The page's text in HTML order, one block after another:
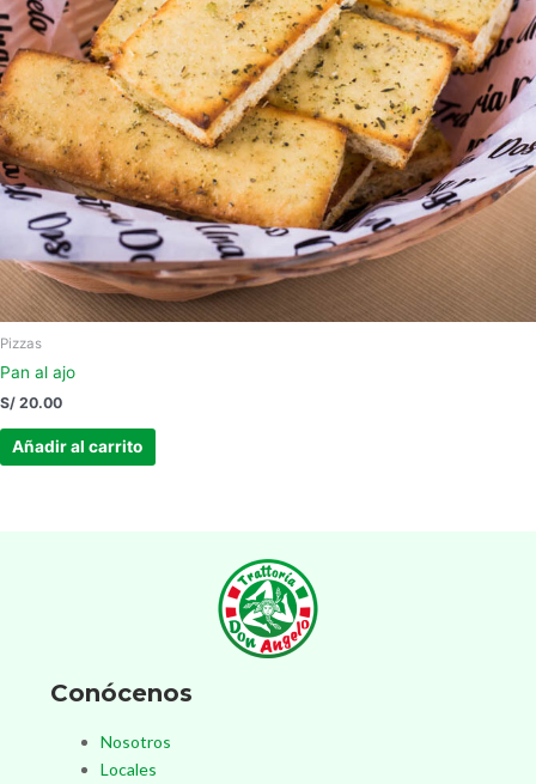
Pizzas
Pan al ajo
S/ 20.00
Añadir al carrito
Conócenos
Nosotros
Locales